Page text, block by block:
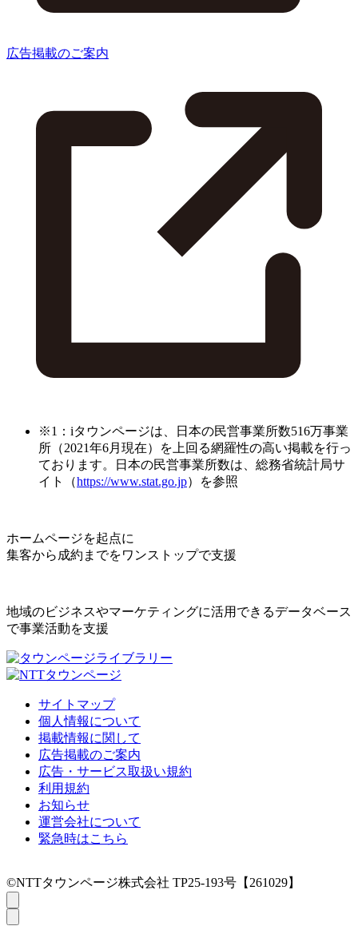
広告掲載のご案内
※1：iタウンページは、日本の民営事業所数516万事業
所（2021年6月現在）を上回る網羅性の高い掲載を行っ
ております。日本の民営事業所数は、総務省統計局サ
イト（https://www.stat.go.jp）を参照
ホームページを起点に
集客から成約までをワンストップで支援
地域のビジネスやマーケティングに活用できるデータベース
で事業活動を支援
サイトマップ
個人情報について
掲載情報に関して
広告掲載のご案内
広告・サービス取扱い規約
利用規約
お知らせ
運営会社について
緊急時はこちら
©NTTタウンページ株式会社 TP25-193号【261029】